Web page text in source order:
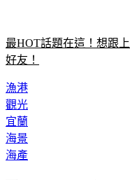
最HOT話題在這！想跟
好友！
漁港
觀光
宜蘭
海景
海產